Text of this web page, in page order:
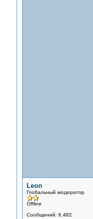
Leon
Глобальный модератор
Offline
Сообщений: 6,482